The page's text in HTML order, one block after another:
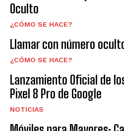
Oculto
¿CÓMO SE HACE?
Llamar con número
¿CÓMO SE HACE?
Lanzamiento Oficial de
Pixel 8 Pro de Google
NOTICIAS